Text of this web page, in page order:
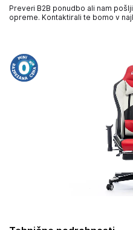
Preveri B2B ponudbo ali nam
opreme. Kontaktirali te bomo v